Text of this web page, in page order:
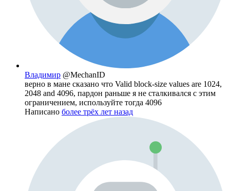
Владимир @MechanID
верно в мане сказано что Valid block-size values are 1024,
2048 and 4096, пардон раньше я не сталкивался с этим
ограничением, используйте тогда 4096
Написано более трёх лет назад